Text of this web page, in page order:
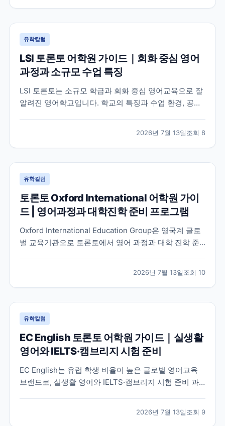
유학칼럼
LSI 토론토 어학원 가이드｜회화 중심 영어
과정과 소규모 수업 특징
LSI 토론토는 소규모 학급과 회화 중심 영어교육으로 잘
알려진 영어학교입니다. 학교의 특징과 수업 환경, 공식
2026년 7월 13일조회 8
유학칼럼
토론토 Oxford International 어학원 가이
드 | 영어과정과 대학진학 준비 프로그램
Oxford International Education Group은 영국계 글로
벌 교육기관으로 토론토에서 영어 과정과 대학 진학 준
2026년 7월 13일조회 10
유학칼럼
EC English 토론토 어학원 가이드｜실생활
영어와 IELTS·캠브리지 시험 준비
EC English는 유럽 학생 비율이 높은 글로벌 영어교육
브랜드로, 실생활 영어와 IELTS·캠브리지 시험 준비 과
2026년 7월 13일조회 9